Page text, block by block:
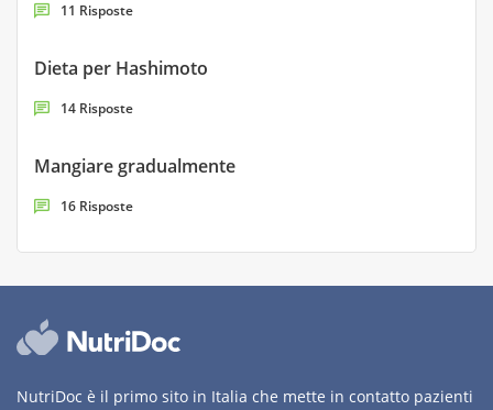
11 Risposte
Dieta per Hashimoto
14 Risposte
Mangiare gradualmente
16 Risposte
NutriDoc è il primo sito in Italia che mette in contatto pazienti